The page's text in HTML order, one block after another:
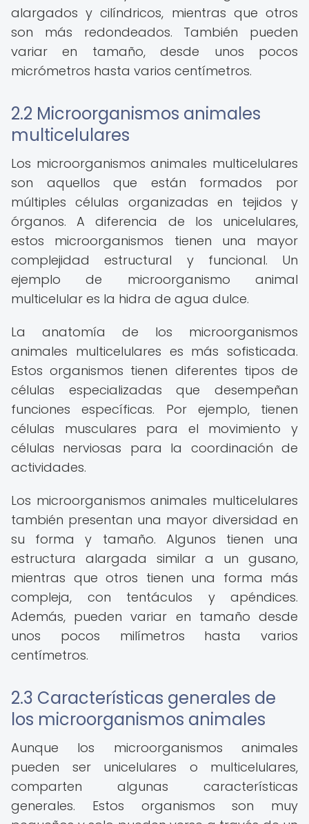
alargados y cilíndricos, mientras que otros
son más redondeados. También pueden
variar en tamaño, desde unos pocos
micrómetros hasta varios centímetros.
2.2 Microorganismos animales
multicelulares
Los microorganismos animales multicelulares
son aquellos que están formados por
múltiples células organizadas en tejidos y
órganos. A diferencia de los unicelulares,
estos microorganismos tienen una mayor
complejidad estructural y funcional. Un
ejemplo de microorganismo animal
multicelular es la hidra de agua dulce.
La anatomía de los microorganismos
animales multicelulares es más sofisticada.
Estos organismos tienen diferentes tipos de
células especializadas que desempeñan
funciones específicas. Por ejemplo, tienen
células musculares para el movimiento y
células nerviosas para la coordinación de
actividades.
Los microorganismos animales multicelulares
también presentan una mayor diversidad en
su forma y tamaño. Algunos tienen una
estructura alargada similar a un gusano,
mientras que otros tienen una forma más
compleja, con tentáculos y apéndices.
Además, pueden variar en tamaño desde
unos pocos milímetros hasta varios
centímetros.
2.3 Características generales de
los microorganismos animales
Aunque los microorganismos animales
pueden ser unicelulares o multicelulares,
comparten algunas características
generales. Estos organismos son muy